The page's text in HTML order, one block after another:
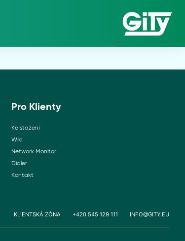
Pro Klienty
Ke stažení
Wiki
Network Monitor
Dialer
Kontakt
KLIENTSKÁ ZÓNA +420 545 129 111 INFO@GITY.EU